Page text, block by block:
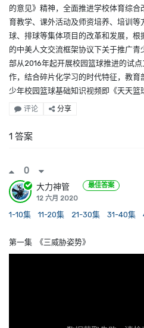
的意见》精神，全面推进学校体育综
育教学、课外活动及师资培养、培训
球、排球等集体项目的改革和发展，
的中美人文交流框架协议下关于推广
部从2016年起开展校园篮球推进的试
作，结合碎片化学习的时代特征，教
少年校园篮球基础知识视频即《天天篮
评论 分享
1 答案
0
大力神管
12 六月 2020
最佳答案
1-10集 11-20集 21-30集 31-40集
第一集 《三威胁姿势》